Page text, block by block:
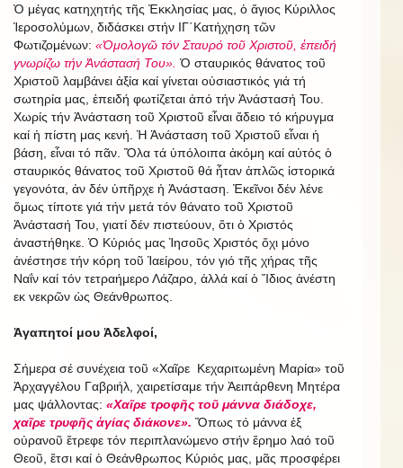
Ὁ μέγας κατηχητής τῆς Ἐκκλησίας μας, ὁ ἅγιος Κύριλλος
Ἱεροσολύμων, διδάσκει στήν ΙΓ΄Κατήχηση τῶν
Φωτιζομένων: «Ὁμολογῶ τόν Σταυρό τοῦ Χριστοῦ, ἐπειδή
γνωρίζω τήν Ἀνάστασή Του». Ὁ σταυρικός θάνατος τοῦ
Χριστοῦ λαμβάνει ἀξία καί γίνεται οὐσιαστικός γιά τή
σωτηρία μας, ἐπειδή φωτίζεται ἀπό τήν Ἀνάστασή Του.
Χωρίς τήν Ἀνάσταση τοῦ Χριστοῦ εἶναι ἄδειο τό κήρυγμα
καί ἡ πίστη μας κενή. Ἡ Ἀνάσταση τοῦ Χριστοῦ εἶναι ἡ
βάση, εἶναι τό πᾶν. Ὅλα τά ὑπόλοιπα ἀκόμη καί αὐτός ὁ
σταυρικός θάνατος τοῦ Χριστοῦ θά ἦταν ἁπλῶς ἱστορικά
γεγονότα, ἀν δέν ὑπῆρχε ἡ Ἀνάσταση. Ἐκεῖνοι δέν λένε
ὅμως τίποτε γιά τήν μετά τόν θάνατο τοῦ Χριστοῦ
Ἀνάστασή Του, γιατί δέν πιστεύουν, ὅτι ὁ Χριστός
ἀναστήθηκε. Ὁ Κύριός μας Ἰησοῦς Χριστός ὄχι μόνο
ἀνέστησε τήν κόρη τοῦ Ἰαείρου, τόν γιό τῆς χήρας τῆς
Ναΐν καί τόν τετραήμερο Λάζαρο, ἀλλά καί ὁ Ἴδιος ἀνέστη
εκ νεκρῶν ὡς Θεάνθρωπος.
Ἀγαπητοί μου Ἀδελφοί,
Σήμερα σέ συνέχεια τοῦ «Χαῖρε Κεχαριτωμένη Μαρία» τοῦ
Ἀρχαγγέλου Γαβριήλ, χαιρετίσαμε τήν Ἀειπάρθενη Μητέρα
μας ψάλλοντας: «Χαῖρε τροφῆς τοῦ μάννα διάδοχε,
χαῖρε τρυφῆς ἁγίας διάκονε». Ὅπως τό μάννα ἐξ
οὐρανοῦ ἔτρεφε τόν περιπλανώμενο στήν ἔρημο λαό τοῦ
Θεοῦ, ἔτσι καί ὁ Θεάνθρωπος Κύριός μας, μᾶς προσφέρει